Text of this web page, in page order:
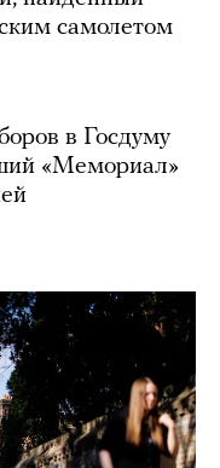
самолетом
в Госдуму
«Мемориал»